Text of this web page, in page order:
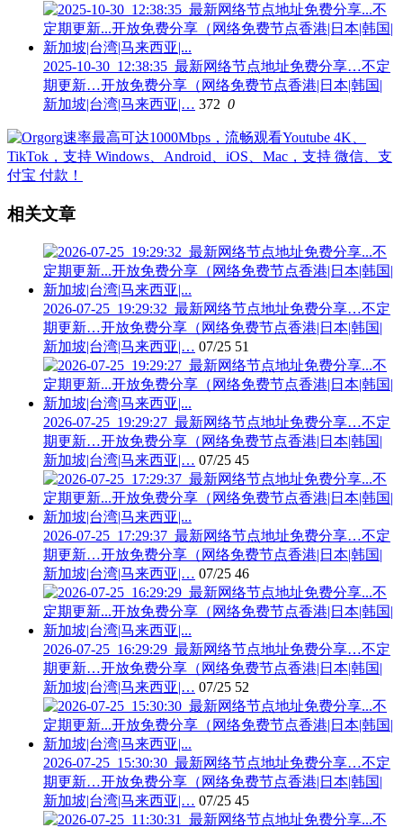
2025-10-30_12:38:35_最新网络节点地址免费分享…不定
期更新…开放免费分享（网络免费节点香港|日本|韩国|
新加坡|台湾|马来西亚|… 372 0
相关文章
2026-07-25_19:29:32_最新网络节点地址免费分享…不定
期更新…开放免费分享（网络免费节点香港|日本|韩国|
新加坡|台湾|马来西亚|… 07/25 51
2026-07-25_19:29:27_最新网络节点地址免费分享…不定
期更新…开放免费分享（网络免费节点香港|日本|韩国|
新加坡|台湾|马来西亚|… 07/25 45
2026-07-25_17:29:37_最新网络节点地址免费分享…不定
期更新…开放免费分享（网络免费节点香港|日本|韩国|
新加坡|台湾|马来西亚|… 07/25 46
2026-07-25_16:29:29_最新网络节点地址免费分享…不定
期更新…开放免费分享（网络免费节点香港|日本|韩国|
新加坡|台湾|马来西亚|… 07/25 52
2026-07-25_15:30:30_最新网络节点地址免费分享…不定
期更新…开放免费分享（网络免费节点香港|日本|韩国|
新加坡|台湾|马来西亚|… 07/25 45